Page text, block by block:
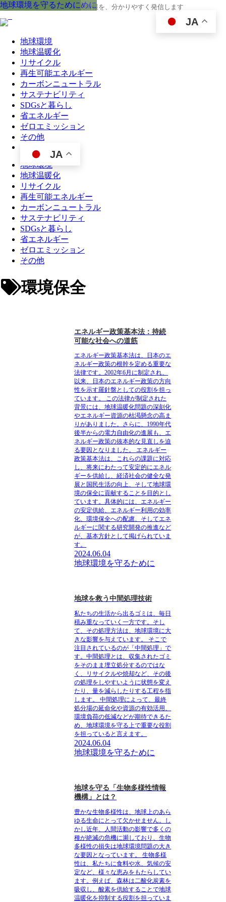
地球の今と未来に役立つ環境情報を、分かりやすく発信します
地球環境
地球温暖化
リサイクル
再生可能エネルギー
カーボンニュートラル
サステナビリティ
SDGsと暮らし
省エネルギー
ゼロエミッション
その他
JA
地球環境
地球温暖化
リサイクル
再生可能エネルギー
カーボンニュートラル
サステナビリティ
SDGsと暮らし
省エネルギー
ゼロエミッション
その他
環境保全
地球環境を守るために
エネルギー政策基本法：持続
可能な社会への道筋
エネルギー政策基本法は、日本のエ
ネルギー政策の根幹を定める重要な
法律です。2002年6月に制定され、
以来、日本のエネルギー政策の方向
性を示す羅針盤としての役割を担っ
ています。 この法律が制定された
背景には、地球温暖化問題の深刻化
やエネルギー資源の枯渇懸念の高ま
りがありました。さらに、1990年代
後半からの電力自由化の進展も、エ
ネルギー政策の抜本的な見直しを迫
る要因となりました。 エネルギー
政策基本法は、これらの課題に対応
し、将来にわたって安定的にエネル
ギーを供給し、経済社会の健全な発
展と国民生活の向上、そして地球環
境の保全に貢献することを目的とし
ています。具体的には、エネルギー
の安定供給、エネルギー利用の効率
化、環境保全への配慮、そしてエネ
ルギーに関する研究開発の推進など
が、基本方針として掲げられていま
す。
2024.06.04
地球環境を守るために
地球環境を守るために
地球を救う中間処理技術
私たちの生活から出るゴミは、毎日
積み重なっていく一方です。そし
て、その処理方法は、地球環境に大
きな影響を与えています。 そこで
注目されているのが「中間処理」で
す。中間処理とは、収集されたゴミ
をそのまま埋立処分するのではな
く、リサイクルや焼却など、その後
の処理をしやすいように状態を変え
たり、量を減らしたりする工程を指
します。 中間処理によって、最終
処分場の延命化や資源の有効活用、
環境負荷の低減などが期待できるた
め、地球環境を守る上で重要な役割
を担っていると言えます。
2024.06.04
地球環境を守るために
地球環境を守るために
地球を守る「生物多様性情報
機構」とは？
豊かな生物多様性は、地球上のあら
ゆる生命にとって欠かせません。し
かし近年、人間活動の影響で多くの
種が絶滅の危機に瀕しており、生物
多様性の損失は地球環境問題の大き
な要因となっています。 生物多様
性は、私たちに食料や水、気候の安
定など、様々な恵みをもたらしてい
ます。例えば、森林は二酸化炭素を
吸収し、酸素を供給することで地球
温暖化を抑制する役割を担っていま
地球環境を守るために
地球環境を守るために
地球環境を守るために
地球環境を守るために
地球環境を守るために
地球環境を守るために
地球環境を守るために
地球環境を守るために
地球環境を守るために
地球環境を守るために
地球環境を守るために
地球環境を守るために
地球環境を守るために
地球環境を守るために
地球環境を守るために
地球環境を守るために
サステナビリティのために
地球環境を守るために
地球環境を守るために
地球環境を守るために
地球環境を守るために
JA